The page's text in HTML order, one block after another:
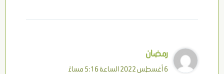
رمضان
6 أغسطس 2022 الساعة 5:16 مساءً